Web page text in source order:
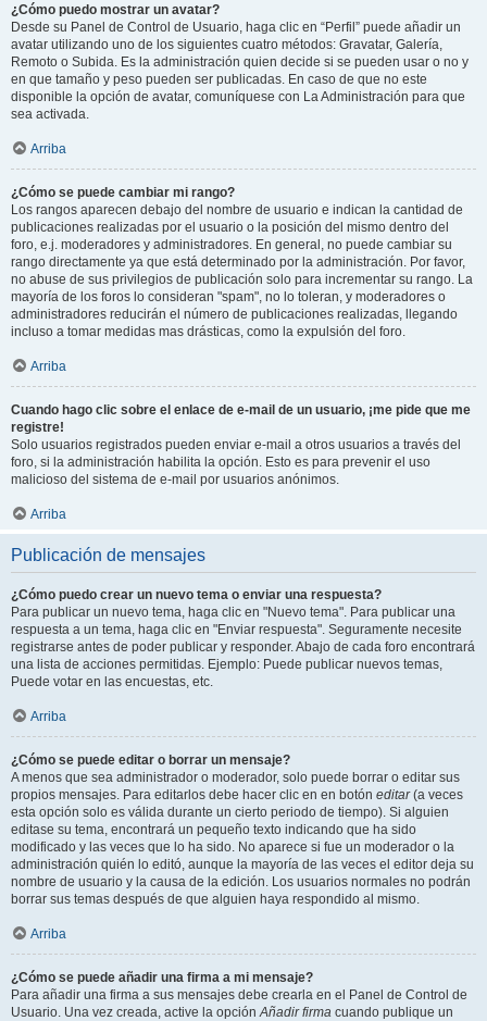
¿Cómo puedo mostrar un avatar?
Desde su Panel de Control de Usuario, haga clic en “Perfil” puede añadir un
avatar utilizando uno de los siguientes cuatro métodos: Gravatar, Galería,
Remoto o Subida. Es la administración quien decide si se pueden usar o no y
en que tamaño y peso pueden ser publicadas. En caso de que no este
disponible la opción de avatar, comuníquese con La Administración para que
sea activada.
Arriba
¿Cómo se puede cambiar mi rango?
Los rangos aparecen debajo del nombre de usuario e indican la cantidad de
publicaciones realizadas por el usuario o la posición del mismo dentro del
foro, e.j. moderadores y administradores. En general, no puede cambiar su
rango directamente ya que está determinado por la administración. Por favor,
no abuse de sus privilegios de publicación solo para incrementar su rango. La
mayoría de los foros lo consideran "spam", no lo toleran, y moderadores o
administradores reducirán el número de publicaciones realizadas, llegando
incluso a tomar medidas mas drásticas, como la expulsión del foro.
Arriba
Cuando hago clic sobre el enlace de e-mail de un usuario, ¡me pide que me
registre!
Solo usuarios registrados pueden enviar e-mail a otros usuarios a través del
foro, si la administración habilita la opción. Esto es para prevenir el uso
malicioso del sistema de e-mail por usuarios anónimos.
Arriba
Publicación de mensajes
¿Cómo puedo crear un nuevo tema o enviar una respuesta?
Para publicar un nuevo tema, haga clic en "Nuevo tema". Para publicar una
respuesta a un tema, haga clic en "Enviar respuesta". Seguramente necesite
registrarse antes de poder publicar y responder. Abajo de cada foro encontrará
una lista de acciones permitidas. Ejemplo: Puede publicar nuevos temas,
Puede votar en las encuestas, etc.
Arriba
¿Cómo se puede editar o borrar un mensaje?
A menos que sea administrador o moderador, solo puede borrar o editar sus
propios mensajes. Para editarlos debe hacer clic en en botón editar(a veces
esta opción solo es válida durante un cierto periodo de tiempo). Si alguien
editase su tema, encontrará un pequeño texto indicando que ha sido
modificado y las veces que lo ha sido. No aparece si fue un moderador o la
administración quién lo editó, aunque la mayoría de las veces el editor deja su
nombre de usuario y la causa de la edición. Los usuarios normales no podrán
borrar sus temas después de que alguien haya respondido al mismo.
Arriba
¿Cómo se puede añadir una firma a mi mensaje?
Para añadir una firma a sus mensajes debe crearla en el Panel de Control de
Usuario. Una vez creada, active la opciónAñadir firma cuando publique un